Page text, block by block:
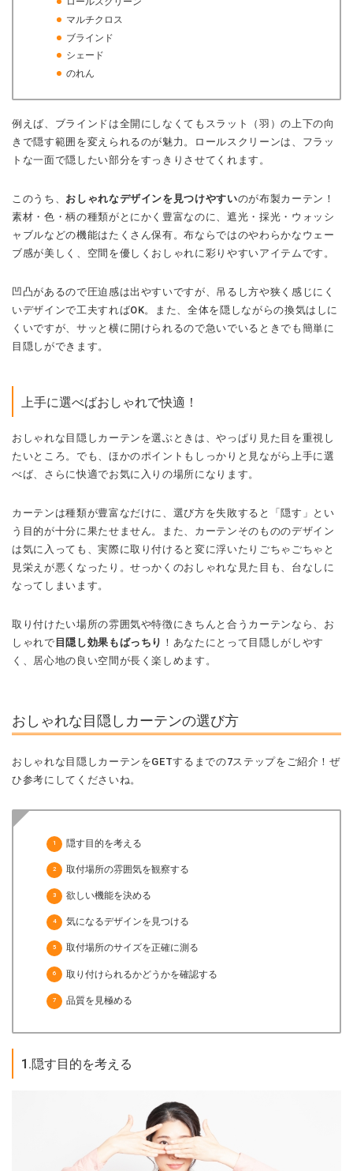
マルチクロス
ブラインド
シェード
のれん
例えば、ブラインドは全開にしなくてもスラット（羽）の上下の向
きで隠す範囲を変えられるのが魅力。ロールスクリーンは、フラッ
トな一面で隠したい部分をすっきりさせてくれます。
このうち、 おしゃれなデザインを見つけやすいのが布製カーテン！
素材・色・柄の種類がとにかく豊富なのに、遮光・採光・ウォッシ
ャブルなどの機能はたくさん保有。布ならではのやわらかなウェー
ブ感が美しく、空間を優しくおしゃれに彩りやすいアイテムです。
凹凸があるので圧迫感は出やすいですが、吊るし方や狭く感じにく
いデザインで工夫すればOK。また、全体を隠しながらの換気はしに
くいですが、サッと横に開けられるので急いでいるときでも簡単に
目隠しができます。
上手に選べばおしゃれで快適！
おしゃれな目隠しカーテンを選ぶときは、やっぱり見た目を重視し
たいところ。でも、ほかのポイントもしっかりと見ながら上手に選
べば、さらに快適でお気に入りの場所になります。
カーテンは種類が豊富なだけに、選び方を失敗すると「隠す」とい
う目的が十分に果たせません。また、カーテンそのもののデザイン
は気に入っても、実際に取り付けると変に浮いたりごちゃごちゃと
見栄えが悪くなったり。せっかくのおしゃれな見た目も、台なしに
なってしまいます。
取り付けたい場所の雰囲気や特徴にきちんと合うカーテンなら、お
しゃれで 目隠し効果もばっちり ！あなたにとって目隠しがしやす
く、居心地の良い空間が長く楽しめます。
おしゃれな目隠しカーテンの選び方
おしゃれな目隠しカーテンをGETするまでの7ステップをご紹介！ぜ
ひ参考にしてくださいね。
隠す目的を考える
取付場所の雰囲気を観察する
欲しい機能を決める
気になるデザインを見つける
取付場所のサイズを正確に測る
取り付けられるかどうかを確認する
品質を見極める
1.隠す目的を考える